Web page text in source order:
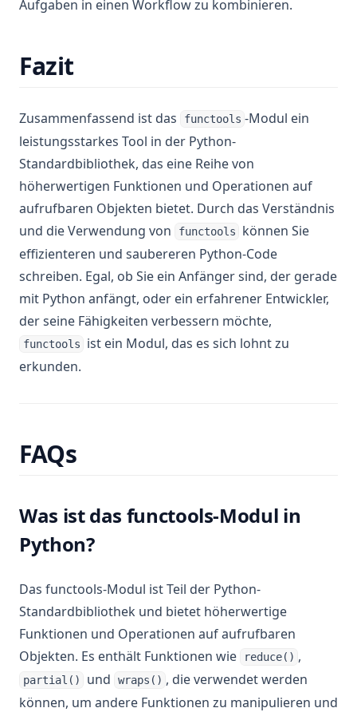
Aufgaben in einen Workflow zu kombinieren.
Fazit
Zusammenfassend ist das functools -Modul ein
leistungsstarkes Tool in der Python-
Standardbibliothek, das eine Reihe von
höherwertigen Funktionen und Operationen auf
aufrufbaren Objekten bietet. Durch das Verständnis
und die Verwendung von
functools
können Sie
effizienteren und saubereren Python-Code
schreiben. Egal, ob Sie ein Anfänger sind, der gerade
mit Python anfängt, oder ein erfahrener Entwickler,
der seine Fähigkeiten verbessern möchte,
functools
ist ein Modul, das es sich lohnt zu
erkunden.
FAQs
Was ist das functools-Modul in
Python?
Das functools-Modul ist Teil der Python-
Standardbibliothek und bietet höherwertige
Funktionen und Operationen auf aufrufbaren
Objekten. Es enthält Funktionen wie
reduce() ,
partial() und wraps() , die verwendet werden
können, um andere Funktionen zu manipulieren und